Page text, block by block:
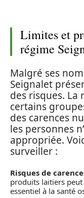
Limites et
régime
Malgré ses
Seignalet
des risques.
certains
des carences
les personnes
appropriée.
surveiller :
Risques de
produits laitiers peut
essentiel à la santé